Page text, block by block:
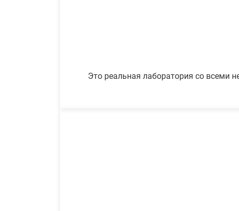
Это реальная лаборатория со всеми